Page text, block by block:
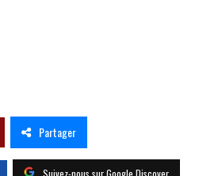
Partager
Suivez-nous sur Google Discover